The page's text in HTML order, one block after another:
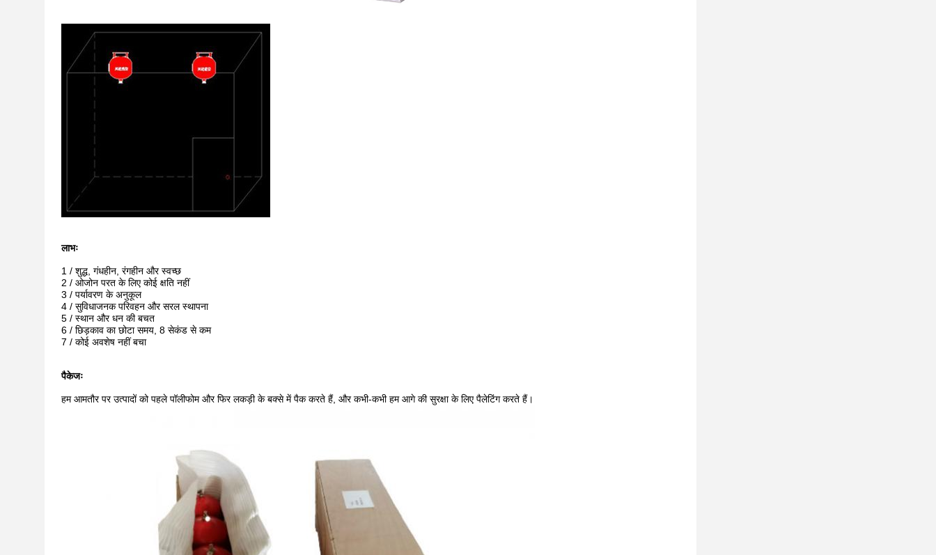
लाभः
1 / शुद्ध, गंधहीन, रंगहीन और स्वच्छ
2 / ओजोन परत के लिए कोई क्षति नहीं
3 / पर्यावरण के अनुकूल
4 / सुविधाजनक परिवहन और सरल स्थापना
5 / स्थान और धन की बचत
6 / छिड़काव का छोटा समय, 8 सेकंड से कम
7 / कोई अवशेष नहीं बचा
पैकेजः
हम आमतौर पर उत्पादों को पहले पॉलीफोम और फिर लकड़ी के बक्से में पैक करते हैं, और कभी-कभी हम आगे की सुरक्षा के लिए पैलेटिंग करते हैं।